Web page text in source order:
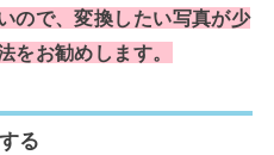
ので、変換したい写真が少
をお勧めします。
る